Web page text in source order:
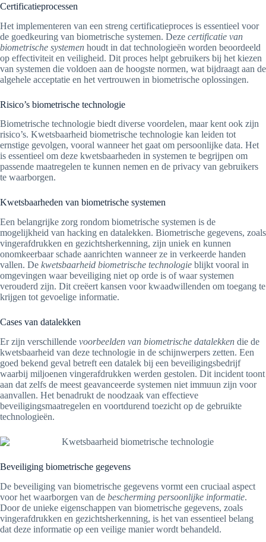
Certificatieprocessen
Het implementeren van een streng certificatieproces is essentieel voor
de goedkeuring van biometrische systemen. Deze certificatie van
biometrische systemen houdt in dat technologieën worden beoordeeld
op effectiviteit en veiligheid. Dit proces helpt gebruikers bij het kiezen
van systemen die voldoen aan de hoogste normen, wat bijdraagt aan de
algehele acceptatie en het vertrouwen in biometrische oplossingen.
Risico’s biometrische technologie
Biometrische technologie biedt diverse voordelen, maar kent ook zijn
risico’s. Kwetsbaarheid biometrische technologie kan leiden tot
ernstige gevolgen, vooral wanneer het gaat om persoonlijke data. Het
is essentieel om deze kwetsbaarheden in systemen te begrijpen om
passende maatregelen te kunnen nemen en de privacy van gebruikers
te waarborgen.
Kwetsbaarheden van biometrische systemen
Een belangrijke zorg rondom biometrische systemen is de
mogelijkheid van hacking en datalekken. Biometrische gegevens, zoals
vingerafdrukken en gezichtsherkenning, zijn uniek en kunnen
onomkeerbaar schade aanrichten wanneer ze in verkeerde handen
vallen. De kwetsbaarheid biometrische technologie blijkt vooral in
omgevingen waar beveiliging niet op orde is of waar systemen
verouderd zijn. Dit creëert kansen voor kwaadwillenden om toegang te
krijgen tot gevoelige informatie.
Cases van datalekken
Er zijn verschillende voorbeelden van biometrische datalekken die de
kwetsbaarheid van deze technologie in de schijnwerpers zetten. Een
goed bekend geval betreft een datalek bij een beveiligingsbedrijf
waarbij miljoenen vingerafdrukken werden gestolen. Dit incident toont
aan dat zelfs de meest geavanceerde systemen niet immuun zijn voor
aanvallen. Het benadrukt de noodzaak van effectieve
beveiligingsmaatregelen en voortdurend toezicht op de gebruikte
technologieën.
Beveiliging biometrische gegevens
De beveiliging van biometrische gegevens vormt een cruciaal aspect
voor het waarborgen van de bescherming persoonlijke informatie.
Door de unieke eigenschappen van biometrische gegevens, zoals
vingerafdrukken en gezichtsherkenning, is het van essentieel belang
dat deze informatie op een veilige manier wordt behandeld.